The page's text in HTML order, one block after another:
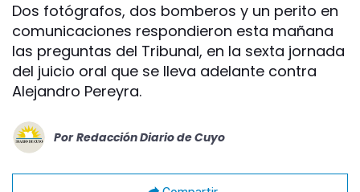
Dos fotógrafos, dos bomberos y un perito en
comunicaciones respondieron esta mañana
las preguntas del Tribunal, en la sexta jornada
del juicio oral que se lleva adelante contra
Alejandro Pereyra.
Por Redacción Diario de Cuyo